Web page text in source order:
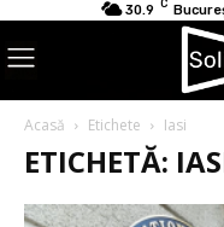
30.9 C
Acasă Etichete Iasi
ETICHETĂ: